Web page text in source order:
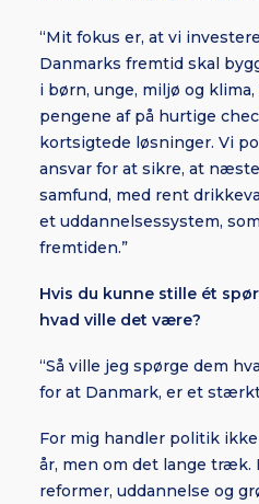
“Mit fokus er, at vi
Danmarks fremtid skal
i børn, unge, miljø og
pengene af på hurtige
kortsigtede løsninger. Vi
ansvar for at sikre, at
samfund, med rent
et uddannelsessystem,
fremtiden.”
Hvis du kunne stille ét
hvad ville det være?
“Så ville jeg spørge dem
for at Danmark, er et
For mig handler politik
år, men om det lange
reformer, uddannelse og